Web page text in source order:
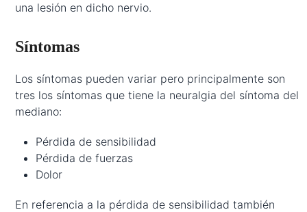
una lesión en dicho nervio.
Síntomas
Los síntomas pueden variar pero principalmente son
tres los síntomas que tiene la neuralgia del síntoma del
mediano:
Pérdida de sensibilidad
Pérdida de fuerzas
Dolor
En referencia a la pérdida de sensibilidad también